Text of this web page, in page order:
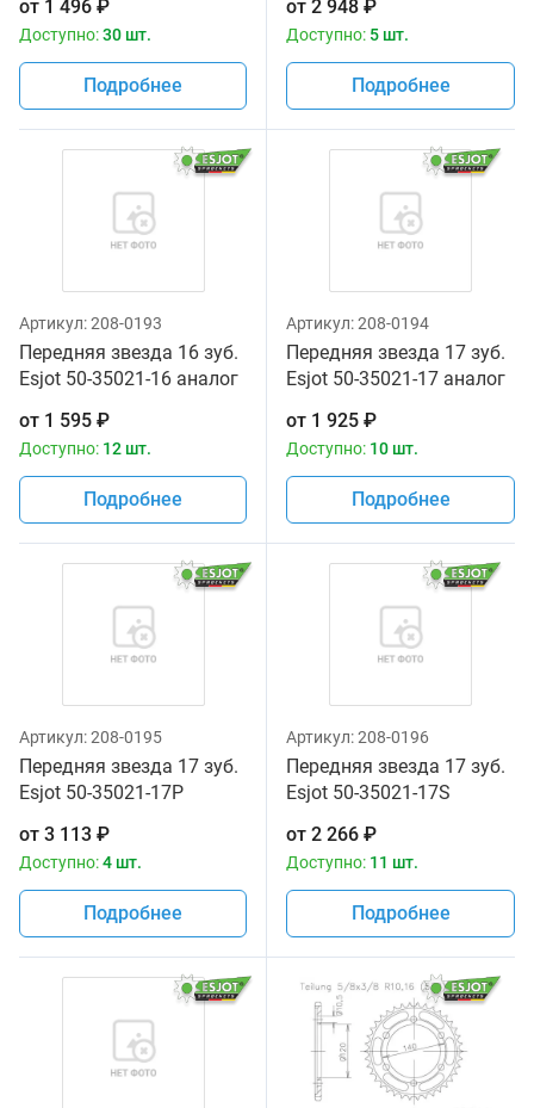
от 1 496 ₽
Доступно:30 шт.
Подробнее
от 2 948 ₽
Доступно: 5 шт.
Подробнее
Артикул:208-0193
Передняя звезда 16 зуб.
Esjot 50-35021-16 аналог
от 1 595 ₽
Доступно: 12 шт.
Подробнее
Артикул:208-0194
Передняя звезда 17 зуб.
Esjot 50-35021-17 аналог
от 1 925 ₽
Доступно: 10 шт.
Подробнее
Артикул:208-0195
Передняя звезда 17 зуб.
Esjot 50-35021-17P
от 3 113 ₽
Доступно:4 шт.
Подробнее
Артикул:208-0196
Передняя звезда 17 зуб.
Esjot 50-35021-17S
от 2 266 ₽
Доступно: 11 шт.
Подробнее